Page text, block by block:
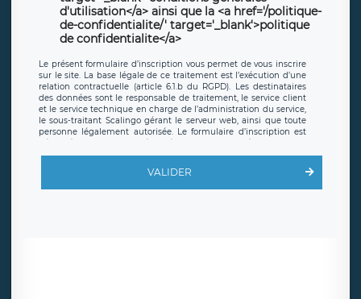
d'utilisation</a> ainsi que la <a href='/politique-
de-confidentialite/' target='_blank'>politique
de confidentialite</a>
Le présent formulaire d’inscription vous permet de vous inscrire
sur le site. La base légale de ce traitement est l’exécution d’une
relation contractuelle (article 6.1.b du RGPD). Les destinataires
des données sont le responsable de traitement, le service client
et le service technique en charge de l’administration du service,
le sous-traitant Scalingo gérant le serveur web, ainsi que toute
personne légalement autorisée. Le formulaire d’inscription est
offrant desclauses de protection conformes au RGPD. Les
en sollicite la suppression, étant entendu que vous pouvez
demander la suppression de vos données et retirer votre
VALIDER